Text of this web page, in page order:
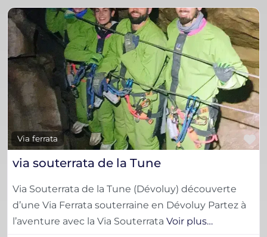
Via ferrata
via souterrata de la Tune
Via Souterrata de la Tune (Dévoluy) découverte
d’une Via Ferrata souterraine en Dévoluy Partez à
l’aventure avec la Via Souterrata Voir plus…